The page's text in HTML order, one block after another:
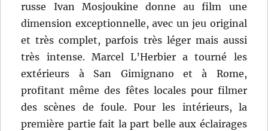
russe Ivan Mosjoukine donne au film une
dimension exceptionnelle, avec un jeu original
et très complet, parfois très léger mais aussi
très intense. Marcel L’Herbier a tourné les
extérieurs à San Gimignano et à Rome,
profitant même des fêtes locales pour filmer
des scènes de foule. Pour les intérieurs, la
première partie fait la part belle aux éclairages